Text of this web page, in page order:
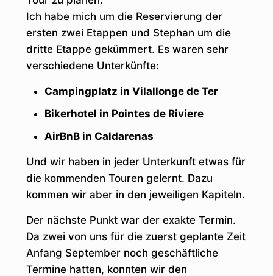
Ich habe mich um die Reservierung der
ersten zwei Etappen und Stephan um die
dritte Etappe gekümmert. Es waren sehr
verschiedene Unterkünfte:
Campingplatz in Vilallonge de Ter
Bikerhotel in Pointes de Riviere
AirBnB in Caldarenas
Und wir haben in jeder Unterkunft etwas für
die kommenden Touren gelernt. Dazu
kommen wir aber in den jeweiligen Kapiteln.
Der nächste Punkt war der exakte Termin.
Da zwei von uns für die zuerst geplante Zeit
Anfang September noch geschäftliche
Termine hatten, konnten wir den